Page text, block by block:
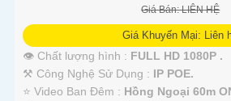
Giá Bán: LIÊN HỆ
Giá Khuyến Mại: Liên
👁 Chất lượng hình : FULL HD 1080P .
⚒ Công Nghệ Sử Dụng : IP POE.
⭐ Video Ban Đêm : Hồng Ngoại 60m